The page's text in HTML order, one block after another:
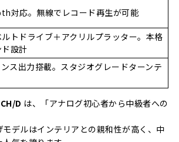
対応。無線でレコード再生が可能
トドライブ＋アクリルプラッター。本格
設計
ス出力搭載。スタジオグレードターンテ
D は、「アナログ初心者から中級者への
デルはインテリアとの親和性が高く、中